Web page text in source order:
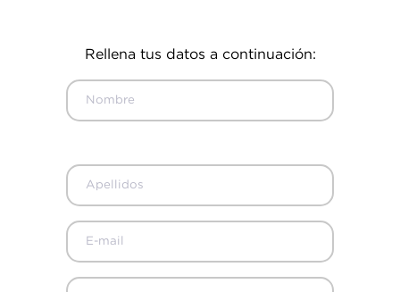
APARATOLOGÍA
Rellena tus datos a continuación: